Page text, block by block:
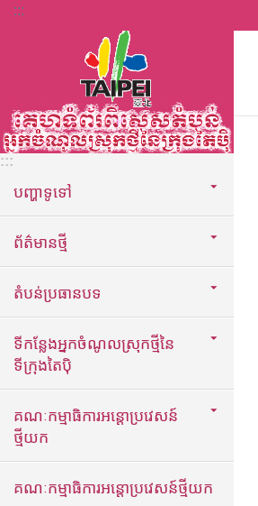
ទៅកាន់មាតិកាប្លុកមាតិកាសំខាន់
:::
:::
បញ្ហាទូទៅ
ព័ត៌មានថ្មី
តំបន់ប្រធានបទ
ទីកន្លែងអ្នកចំណូលស្រុកថ្មីនៃ
ទីក្រុងតៃប៉ិ
គណៈកម្មាធិការអន្តោប្រវេសន៍
ថ្មីយក
គណៈកម្មាធិការអន្តោប្រវេសន៍ថ្មីយក